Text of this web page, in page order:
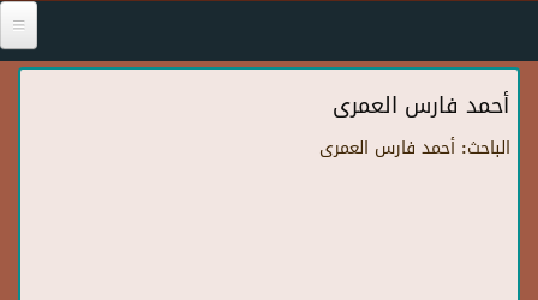
أحمد فارس العمرى
الباحث: أحمد فارس العمرى